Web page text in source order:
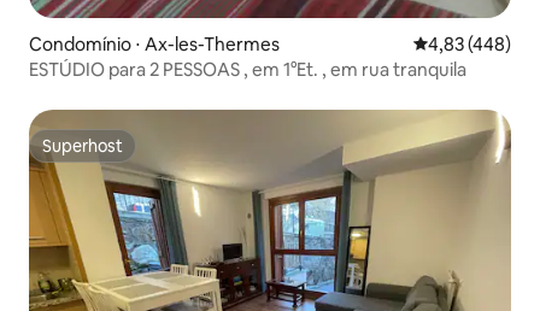
Condomínio ⋅ Ax-les-Thermes 4,83 de uma
4,83 (448)
ESTÚDIO para 2 PESSOAS , em 1°Et. , em rua tranquila
Superhost
Superhost